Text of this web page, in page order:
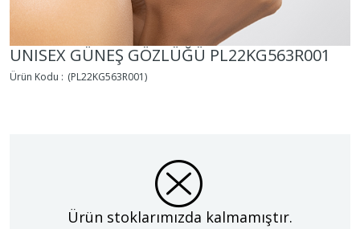
UNISEX GÜNEŞ GÖZLÜĞÜ PL22KG563R001
(PL22KG563R001)
Ürün stoklarımızda kalmamıştır.